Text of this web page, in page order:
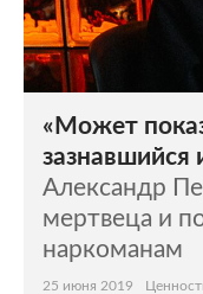
«Может
зазнавшийся
Александр
мертвеца и
наркоманам
25 июня 2019